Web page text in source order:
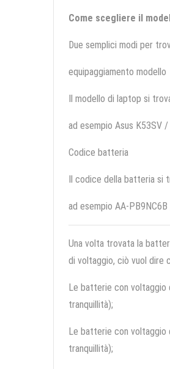
Come scegliere il
Due semplici modi per
equipaggiamento modello
Il modello di laptop si
ad esempio Asus K53SV
Codice batteria
Il codice della batteria
ad esempio AA-
Una volta trovata la
di voltaggio, ciò vuol dire
Le batterie con voltaggio
tranquillità);
Le batterie con voltaggio
tranquillità);